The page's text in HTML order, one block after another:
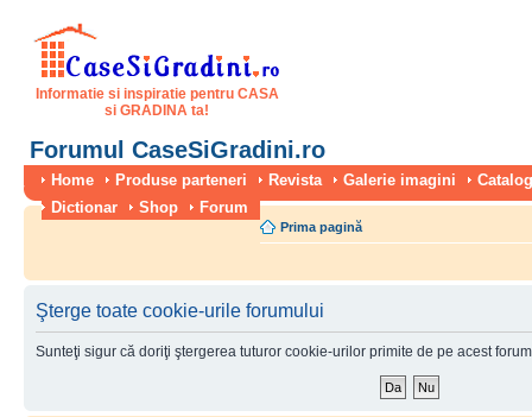
Informatie si inspiratie pentru CASA
si GRADINA ta!
Forumul CaseSiGradini.ro
Home Produse parteneri Revista Galerie imagini
Dictionar
Shop Forum
Prima pagină
Şterge toate cookie-urile forumului
Sunteţi sigur că doriţi ştergerea tuturor cookie-urilor primite de pe acest